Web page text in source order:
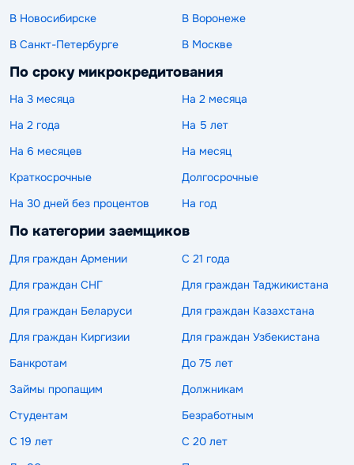
В Новосибирске
В Воронеже
В Санкт-Петербурге
В Москве
По сроку микрокредитования
На 3 месяца
На 2 месяца
На 2 года
На 5 лет
На 6 месяцев
На месяц
Краткосрочные
Долгосрочные
На 30 дней без процентов
На год
По категории заемщиков
Для граждан Армении
С 21 года
Для граждан СНГ
Для граждан Таджикистана
Для граждан Беларуси
Для граждан Казахстана
Для граждан Киргизии
Для граждан Узбекистана
Банкротам
До 75 лет
Займы пропащим
Должникам
Студентам
Безработным
С 19 лет
С 20 лет